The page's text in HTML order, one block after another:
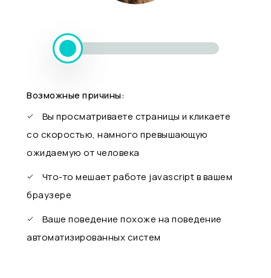
Возможные причины:
Вы просматриваете страницы и кликаете
со скоростью, намного превышающую
ожидаемую от человека
Что-то мешает работе javascript в вашем
браузере
Ваше поведение похоже на поведение
автоматизированных систем